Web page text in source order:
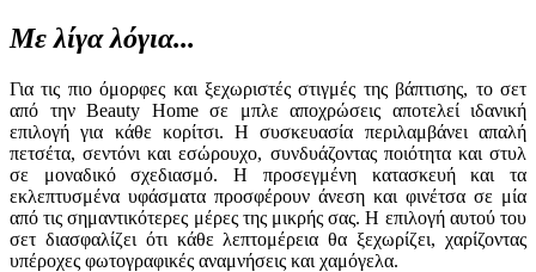
Με λίγα λόγια...
Για τις πιο όμορφες και ξεχωριστές στιγμές της βάπτισης, το σετ
από την Beauty Home σε μπλε αποχρώσεις αποτελεί ιδανική
επιλογή για κάθε κορίτσι. Η συσκευασία περιλαμβάνει απαλή
πετσέτα, σεντόνι και εσώρουχο, συνδυάζοντας ποιότητα και στυλ
σε μοναδικό σχεδιασμό. Η προσεγμένη κατασκευή και τα
εκλεπτυσμένα υφάσματα προσφέρουν άνεση και φινέτσα σε μία
από τις σημαντικότερες μέρες της μικρής σας. Η επιλογή αυτού του
σετ διασφαλίζει ότι κάθε λεπτομέρεια θα ξεχωρίζει, χαρίζοντας
υπέροχες φωτογραφικές αναμνήσεις και χαμόγελα.